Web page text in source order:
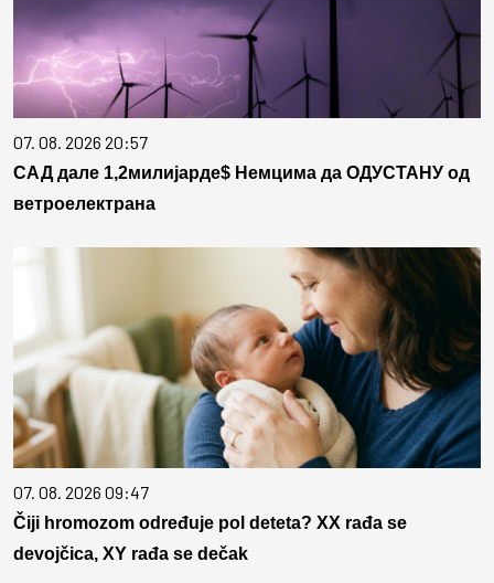
07. 08. 2026 20:57
САД дале 1,2милијарде$ Немцима да ОДУСТАНУ од
ветроелектрана
07. 08. 2026 09:47
Čiji hromozom određuje pol deteta? XX rađa se
devojčica, XY rađa se dečak